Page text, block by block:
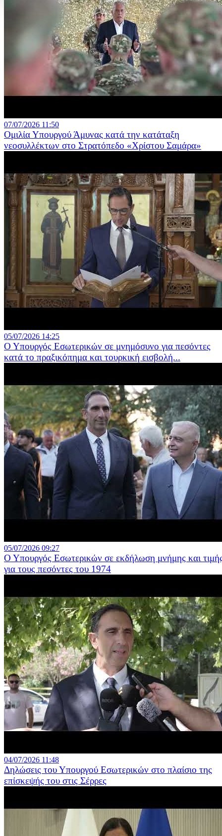
07/07/2026 11:50
Ομιλία Υπουργού Άμυνας κατά την κατάταξη
νεοσυλλέκτων στο Στρατόπεδο «Χρίστου Σαμάρα»
05/07/2026 14:25
Ο Υπουργός Εσωτερικών σε μνημόσυνο για πεσόντες
κατά το πραξικόπημα και τουρκική εισβολή...
05/07/2026 09:27
Ο Υπουργός Εσωτερικών σε εκδήλωση μνήμης και
για τους πεσόντες του 1974
04/07/2026 11:48
Δηλώσεις του Υπουργού Εσωτερικών στο πλαίσιο της
επίσκεψής του στις Σέρρες